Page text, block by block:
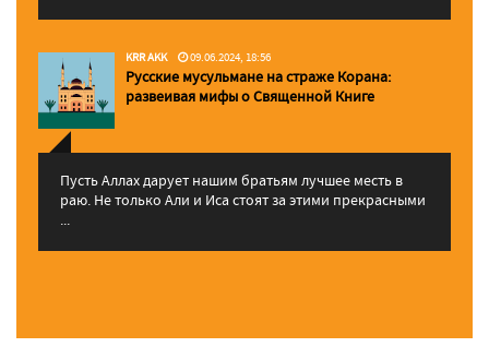
KRR AKK 09.06.2024, 18:56
Русские мусульмане на страже Корана:
pазвеивая мифы о Священной Книге
Пусть Аллах дарует нашим братьям лучшее месть в
раю. Не только Али и Иса стоят за этими прекрасными
...